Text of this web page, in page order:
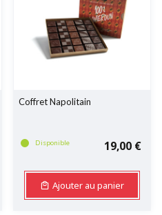
Coffret Napolitain
Disponible 19,00 €
Ajouter au panier